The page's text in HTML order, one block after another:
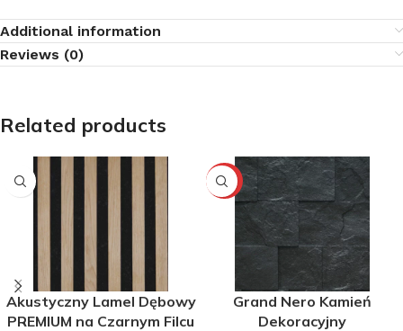
Additional information
Reviews (0)
Related products
Akustyczny Lamel Dębowy
PREMIUM na Czarnym Filcu
-10%
Grand Nero Kamień
Dekoracyjny